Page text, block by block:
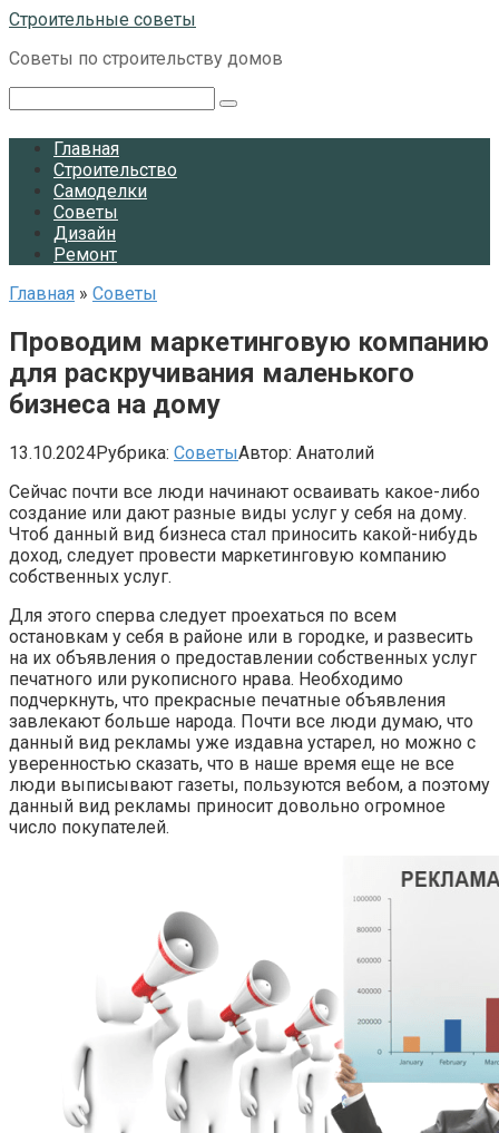
Перейти
контенту
Строительные советы
Советы по строительству домов
Главная
Строительство
Самоделки
Советы
Дизайн
Ремонт
Главная » Советы
Проводим маркетинговую компанию
для раскручивания маленького
бизнеса на дому
13.10.2024Рубрика: СоветыАвтор: Анатолий
Сейчас почти все люди начинают осваивать какое-либо
создание или дают разные виды услуг у себя на дому.
Чтоб данный вид бизнеса стал приносить какой-нибудь
доход, следует провести маркетинговую компанию
собственных услуг.
Для этого сперва следует проехаться по всем
остановкам у себя в районе или в городке, и развесить
на их объявления о предоставлении собственных услуг
печатного или рукописного нрава. Необходимо
подчеркнуть, что прекрасные печатные объявления
завлекают больше народа. Почти все люди думаю, что
данный вид рекламы уже издавна устарел, но можно с
уверенностью сказать, что в наше время еще не все
люди выписывают газеты, пользуются вебом, а поэтому
данный вид рекламы приносит довольно огромное
число покупателей.